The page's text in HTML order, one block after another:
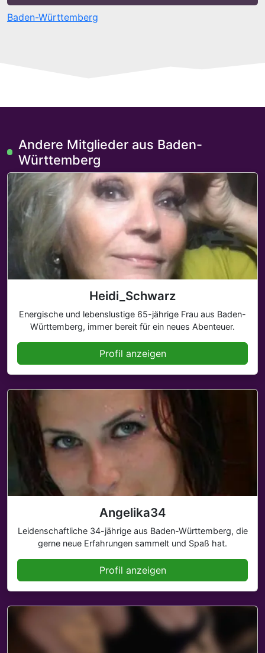
Baden-Württemberg
Andere Mitglieder aus Baden-
Württemberg
Heidi_Schwarz
Energische und lebenslustige 65-jährige Frau aus Baden-
Württemberg, immer bereit für ein neues Abenteuer.
Profil anzeigen
Angelika34
Leidenschaftliche 34-jährige aus Baden-Württemberg, die
gerne neue Erfahrungen sammelt und Spaß hat.
Profil anzeigen